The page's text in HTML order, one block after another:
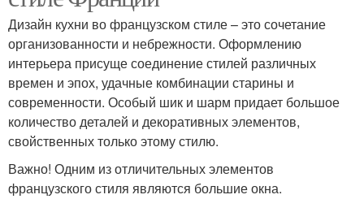
Дизайн кухни во французском стиле – это сочетание
организованности и небрежности. Оформлению
интерьера присуще соединение стилей различных
времен и эпох, удачные комбинации старины и
современности. Особый шик и шарм придает большое
количество деталей и декоративных элементов,
свойственных только этому стилю.
Важно! Одним из отличительных элементов
французского стиля являются большие окна.